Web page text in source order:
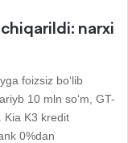
narxi
foizsiz bo‘lib
10 mln so‘m, GT-
Kia K3 kredit
0%dan